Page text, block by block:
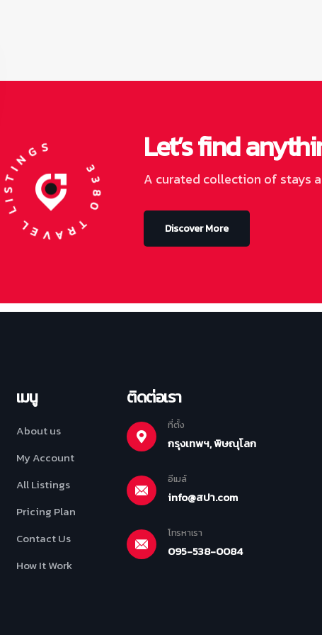
LISTINGS Let’s find
A curated collection of stays
Discover More
เมนู
About us
My Account
All Listings
Pricing Plan
Contact Us
How It Work
ติดต่อเรา
ที่ตั้ง
กรุงเทพฯ, พิษณุโลก
อีเมล์
info@สปา.com
โทรหาเรา
095-538-0084